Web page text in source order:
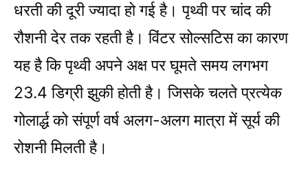
धरती की दूरी ज्यादा हो गई है। पृथ्वी पर चांद की
रौशनी देर तक रहती है। विंटर सोल्सटिस का कारण
यह है कि पृथ्वी अपने अक्ष पर घूमते समय लगभग
23.4 डिग्री झुकी होती है। जिसके चलते प्रत्येक
गोलार्द्ध को संपूर्ण वर्ष अलग-अलग मात्रा में सूर्य की
रोशनी मिलती है।